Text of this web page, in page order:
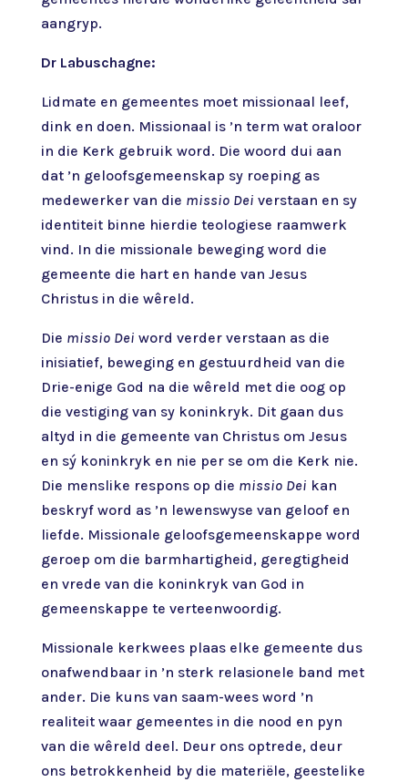
aangryp.
Dr Labuschagne:
Lidmate en gemeentes moet missionaal leef,
dink en doen. Missionaal is ’n term wat oraloor
in die Kerk gebruik word. Die woord dui aan
dat ’n geloofsgemeenskap sy roeping as
medewerker van die missio Dei verstaan en sy
identiteit binne hierdie teologiese raamwerk
vind. In die missionale beweging word die
gemeente die hart en hande van Jesus
Christus in die wêreld.
Die missio Dei word verder verstaan as die
inisiatief, beweging en gestuurdheid van die
Drie-enige God na die wêreld met die oog op
die vestiging van sy koninkryk. Dit gaan dus
altyd in die gemeente van Christus om Jesus
en sý koninkryk en nie per se om die Kerk nie.
Die menslike respons op die missio Dei kan
beskryf word as ’n lewenswyse van geloof en
liefde. Missionale geloofsgemeenskappe word
geroep om die barmhartigheid, geregtigheid
en vrede van die koninkryk van God in
gemeenskappe te verteenwoordig.
Missionale kerkwees plaas elke gemeente dus
onafwendbaar in ’n sterk relasionele band met
ander. Die kuns van saam-wees word ’n
realiteit waar gemeentes in die nood en pyn
van die wêreld deel. Deur ons optrede, deur
ons betrokkenheid by die materiële, geestelike